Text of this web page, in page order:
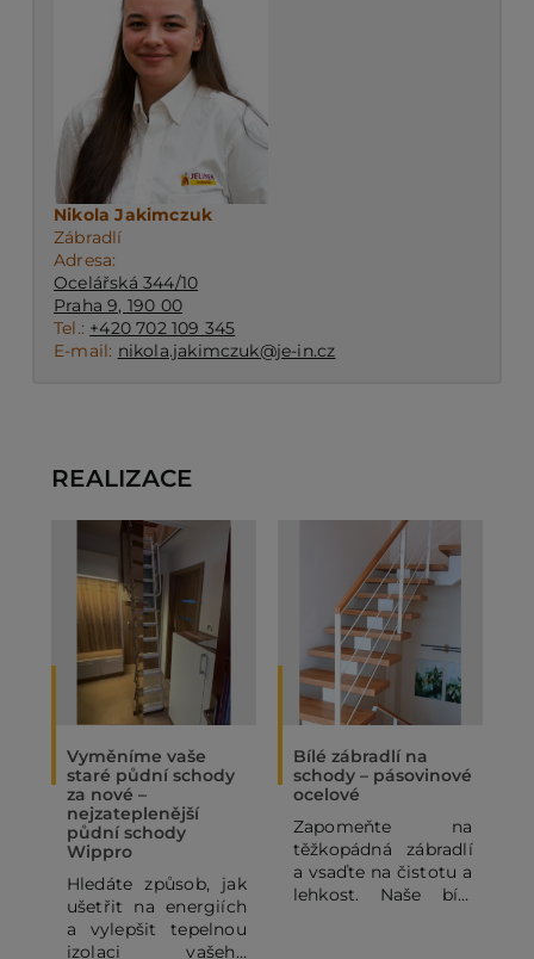
Nikola Jakimczuk
Zábradlí
Adresa:
Ocelářská 344/10
Praha 9, 190 00
Tel.: +420 702 109 345
E-mail: nikola.jakimczuk@je-in.cz
REALIZACE
Vyměníme vaše
staré půdní schody
za nové –
nejzateplenější
půdní schody
Wippro
Hledáte způsob, jak
ušetřit na energiích
a vylepšit tepelnou
izolaci vašeho
Bílé zábradlí na
schody – pásovinové
ocelové
Zapomeňte na
těžkopádná zábradlí
a vsaďte na čistotu a
lehkost. Naše bílé